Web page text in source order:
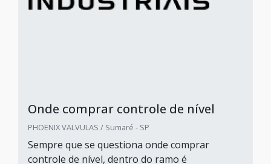
Onde comprar controle de nível
PHOENIX VALVULAS / Sumaré - SP
Sempre que se questiona onde comprar
controle de nível, dentro do ramo é